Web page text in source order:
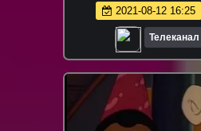
2021-08-12 16:25